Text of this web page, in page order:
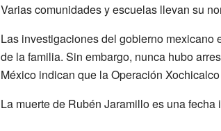
Varias comunidades y escuelas llevan su
Las investigaciones del gobierno mexicano
de la familia. Sin embargo, nunca hubo
México indican que la Operación
La muerte de Rubén Jaramillo es una